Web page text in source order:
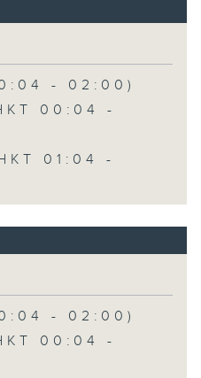
- 02:00)
00:04 -
01:04 -
- 02:00)
00:04 -